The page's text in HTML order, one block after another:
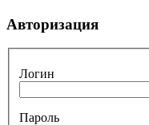
Авторизация
Логин
Пароль